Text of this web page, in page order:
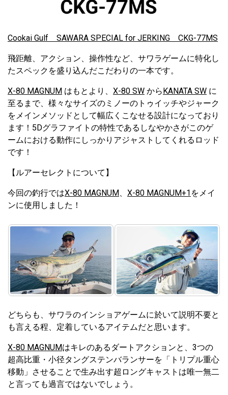
Cookai Gulf SAWARA SPECIAL for JERKING CKG-77MS
飛距離、アクション、操作性など、サワラゲームに特化し
たスペックを盛り込んだこだわりの一本です。
X-80 MAGNUM はもとより、 X-80 SW からKANATA SW に
至るまで、様々なサイズのミノーのトゥイッチやジャーク
をメインメソッドとして幅広くこなせる設計になっており
ます！5Dグラファイトの特性であるしなやかさがこのゲ
ームにおける動作にしっかりアジャストしてくれるロッド
です！
【ルアーセレクトについて】
今回の釣行ではX-80 MAGNUM、 X-80 MAGNUM+1 をメイ
ンに使用しました！
どちらも、サワラのインショアゲームに於いて説明不要と
も言える程、定着しているアイテムだと思います。
X-80 MAGNUMはキレのあるダートアクションと、3つの
超高比重・小径タングステンバランサーを「トリプル重心
移動」させることで生み出す超ロングキャストは唯一無二
と言っても過言ではないでしょう。